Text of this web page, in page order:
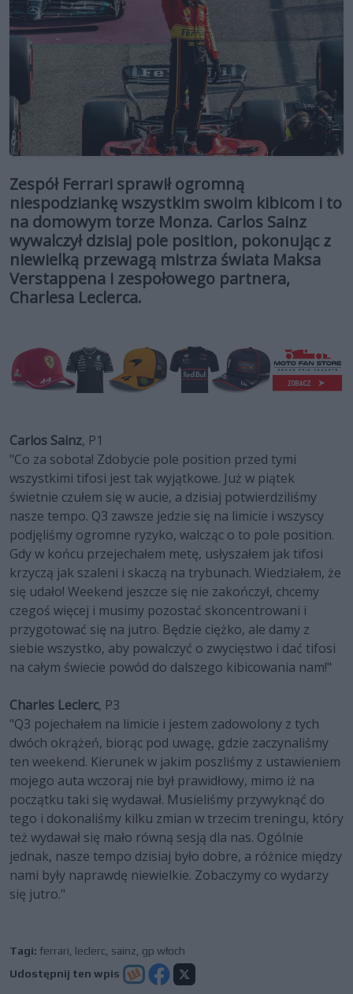
Zespół Ferrari sprawił ogromną
niespodziankę wszystkim swoim kibicom i to
na domowym torze Monza. Carlos Sainz
wywalczył dzisiaj pole position, pokonując z
niewielką przewagą mistrza świata Maksa
Verstappena i zespołowego partnera,
Charlesa Leclerca.
Carlos Sainz, P1
"Co za sobota! Zdobycie pole position przed tymi
wszystkimi tifosi jest tak wyjątkowe. Już w piątek
świetnie czułem się w aucie, a dzisiaj potwierdziliśmy
nasze tempo. Q3 zawsze jedzie się na limicie i wszyscy
podjęliśmy ogromne ryzyko, walcząc o to pole position.
Gdy w końcu przejechałem metę, usłyszałem jak tifosi
krzyczą jak szaleni i skaczą na trybunach. Wiedziałem, że
się udało! Weekend jeszcze się nie zakończył, chcemy
czegoś więcej i musimy pozostać skoncentrowani i
przygotować się na jutro. Będzie ciężko, ale damy z
siebie wszystko, aby powalczyć o zwycięstwo i dać tifosi
na całym świecie powód do dalszego kibicowania nam!"
Charles Leclerc, P3
"Q3 pojechałem na limicie i jestem zadowolony z tych
dwóch okrążeń, biorąc pod uwagę, gdzie zaczynaliśmy
ten weekend. Kierunek w jakim poszliśmy z ustawieniem
mojego auta wczoraj nie był prawidłowy, mimo iż na
początku taki się wydawał. Musieliśmy przywyknąć do
tego i dokonaliśmy kilku zmian w trzecim treningu, który
też wydawał się mało równą sesją dla nas. Ogólnie
jednak, nasze tempo dzisiaj było dobre, a różnice między
nami były naprawdę niewielkie. Zobaczymy co wydarzy
się jutro."
Tagi: ferrari leclerc sainz gp włoch
Udostępnij ten wpis